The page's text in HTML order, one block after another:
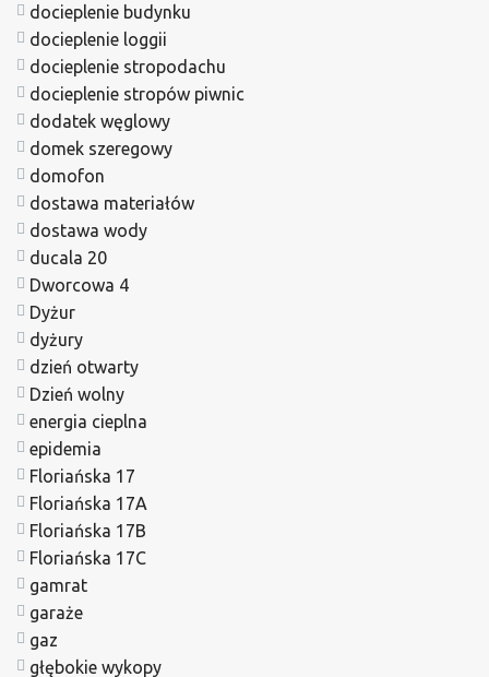
docieplenie budynku
docieplenie loggii
docieplenie stropodachu
docieplenie stropów piwnic
dodatek węglowy
domek szeregowy
domofon
dostawa materiałów
dostawa wody
ducala 20
Dworcowa 4
Dyżur
dyżury
dzień otwarty
Dzień wolny
energia cieplna
epidemia
Floriańska 17
Floriańska 17A
Floriańska 17B
Floriańska 17C
gamrat
garaże
gaz
głębokie wykopy